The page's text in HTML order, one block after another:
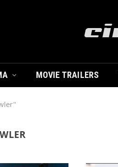
MOVIE TRAILERS